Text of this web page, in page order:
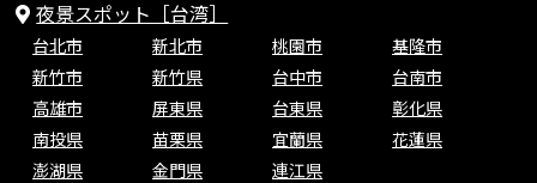
夜景スポット［台湾］
台北市 新北市 桃園市
基隆市
新竹市
新竹県 台中市
台南市
高雄市
屏東県 台東県
彰化県
南投県
苗栗県 宜蘭県
花蓮県
澎湖県
金門県 連江県